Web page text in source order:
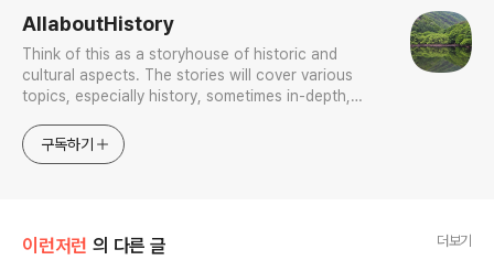
AllaboutHistory
Think of this as a storyhouse of historic and
cultural aspects. The stories will cover various
topics, especially history, sometimes in-depth,
approach will be to resist any common sense or
generalized viewpoint
구독하기
이런저런 의 다른 글 더보기